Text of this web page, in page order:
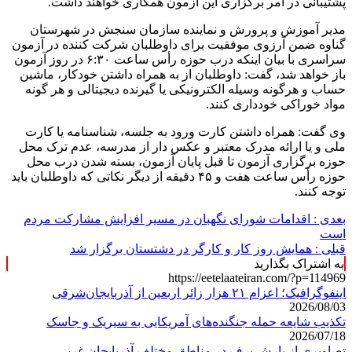
مدیر آموزش و پرورش و نماینده سازمان سنجش در شهرستان
گناوه ضمن آرزوی موفقیت برای داوطلبان شرکت کننده در آزمون
سراسری با بیان اینکه درب حوزه رأس ساعت ۶:۳۰ در روز آزمون
باز خواهد شد، گفت: داوطلبان از به همراه داشتن خودکار، ماشین
حساب و هرگونه وسیله الکترونیکی یا گیرنده دیجیتالی و هر گونه
مواد خوراکی خودداری کنند.
وی گفت: همراه داشتن کارت ورود به جلسه، شناسنامه یا کارت
ملی و یا ارائه مدرک معتبر و عکس دار از مدرسه، عدم ترک محل
حوزه برگزاری آزمون تا قبل پایان آزمون، بسته شدن درب محل
حوزه رأس ساعت هفت و ۴۵ دقیقه از دیگر نکاتی که داوطلبان باید
توجه کنند.
بعدی : اقدامات شورای نگهبان در مسیر افزایش مشارکت مردم
است
قبلی : همایش روز کار و کارگر در دشتستان برگزار شد
به اشتراک بگذارید
https://eetelaateiran.com/?p=114969
اینفوگرافیک؛ اعزام ۲۱ هزار زائر اربعین از آذربایجان‌شرقی
2026/08/03
تکذیب شایعه حمله جنگنده‌های آمریکایی به سیریک و جاسک
2026/07/18